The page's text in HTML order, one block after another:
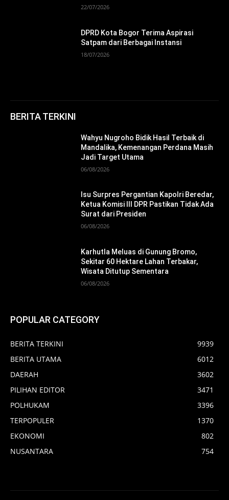
22/07/2026
DPRD Kota Bogor Terima Aspirasi
Satpam dari Berbagai Instansi
18/07/2026
BERITA TERKINI
Wahyu Nugroho Bidik Hasil Terbaik di
Mandalika, Kemenangan Perdana Masih
Jadi Target Utama
06/08/2026
Isu Surpres Pergantian Kapolri Beredar,
Ketua Komisi III DPR Pastikan Tidak Ada
Surat dari Presiden
06/08/2026
Karhutla Meluas di Gunung Bromo,
Sekitar 60 Hektare Lahan Terbakar,
Wisata Ditutup Sementara
06/08/2026
POPULAR CATEGORY
BERITA TERKINI
9939
BERITA UTAMA
6012
DAERAH
3602
PILIHAN EDITOR
3471
POLHUKAM
3396
TERPOPULER
1370
EKONOMI
802
NUSANTARA
754